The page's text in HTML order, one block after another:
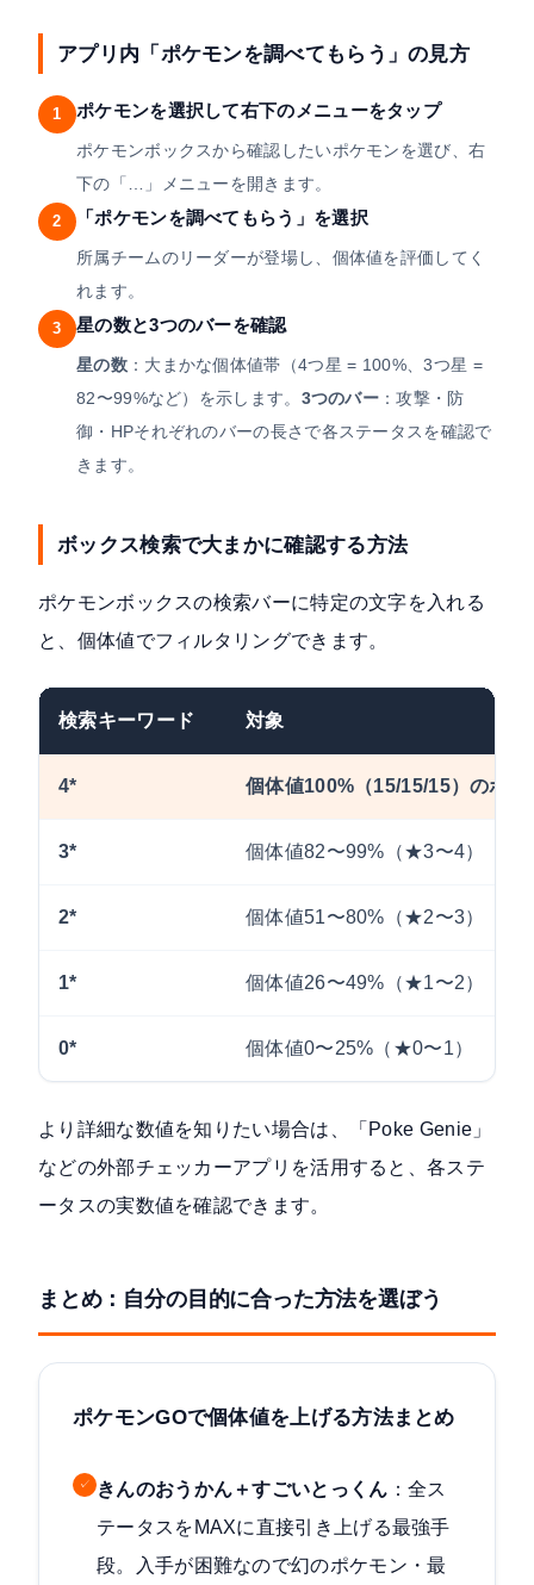
アプリ内「ポケモンを調べてもらう」の見方
1 ポケモンを選択して右下のメニューをタップ
ポケモンボックスから確認したいポケモンを選び、右
下の「…」メニューを開きます。
2 「ポケモンを調べてもらう」を選択
所属チームのリーダーが登場し、個体値を評価してく
れます。
3 星の数と3つのバーを確認
星の数：大まかな個体値帯（4つ星 = 100%、3つ星 =
82〜99%など）を示します。 3つのバー ：攻撃・防
御・HPそれぞれのバーの長さで各ステータスを確認で
きます。
ボックス検索で大まかに確認する方法
ポケモンボックスの検索バーに特定の文字を入れる
と、個体値でフィルタリングできます。
検索キーワード 対象
4* 個体値100%（15/15/15）のポケ
3* 個体値82〜99%（★3〜4）
2* 個体値51〜80%（★2〜3）
1* 個体値26〜49%（★1〜2）
0* 個体値0〜25%（★0〜1）
より詳細な数値を知りたい場合は、「Poke Genie」
などの外部チェッカーアプリを活用すると、各ステ
ータスの実数値を確認できます。
まとめ：自分の目的に合った方法を選ぼう
ポケモンGOで個体値を上げる方法まとめ
✓ きんのおうかん＋すごいとっくん ：全ス
テータスをMAXに直接引き上げる最強手
段。入手が困難なので幻のポケモン・最